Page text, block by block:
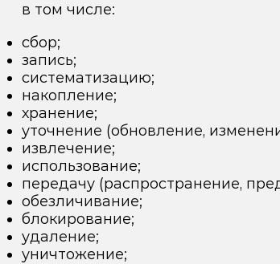
в том числе:
сбор;
запись;
систематизацию;
накопление;
хранение;
уточнение (обновление,
извлечение;
использование;
передачу (распространение,
обезличивание;
блокирование;
удаление;
уничтожение;